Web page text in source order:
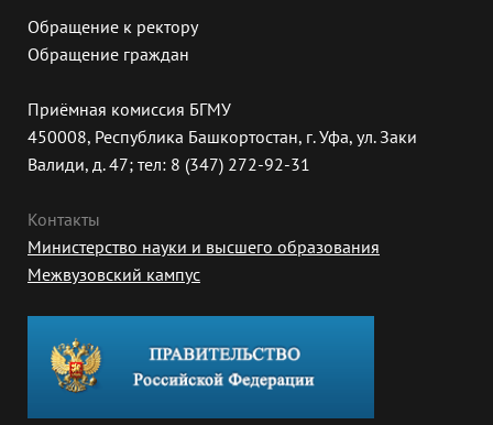
Обращение к ректору
Обращение граждан
Приёмная комиссия БГМУ
450008, Республика Башкортостан, г. Уфа, ул. Заки
Валиди, д. 47; тел: 8 (347) 272-92-31
Контакты
Министерство науки и высшего образования
Межвузовский кампус